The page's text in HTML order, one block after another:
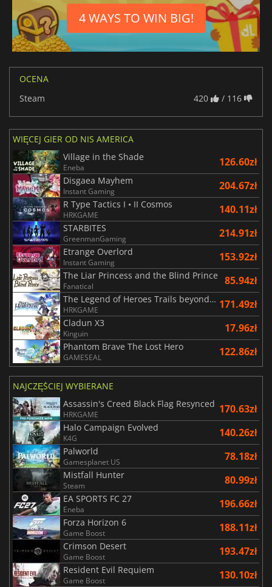
4 WAYS TO WIN BIG!
OCENA
Steam
420 / 116
WIĘCEJ GIER OD NIS AMERICA
Village in the Shade
Eneba 126.60zł
Disgaea Mayhem
Instant Gaming 204.67zł
R Type Tactics I • II Cosmos
HRKGAME 140.11zł
STARBITES
GreenmanGaming 214.91zł
Etrange Overlord
Instant Gaming 153.92zł
The Liar Princess and the Blind Prince
Fanatical 85.94zł
The Legend of Heroes Trails beyond the Horizon
HRKGAME 171.49zł
Cladun X3
Kinguin 17.96zł
Phantom Brave The Lost Hero
GAMESEAL 122.86zł
NAJCZĘŚCIEJ WYBIERANE
Assassin's Creed Black Flag Resynced
HRKGAME 170.63zł
Halo Campaign Evolved
K4G 140.26zł
Palworld
Gamesplanet US 78.18zł
Mistfall Hunter
Steam 80.99zł
EA SPORTS FC 27
Eneba 196.66zł
Forza Horizon 6
Game Boost 188.11zł
Crimson Desert
Game Boost 193.47zł
Resident Evil Requiem
Game Boost 130.10zł